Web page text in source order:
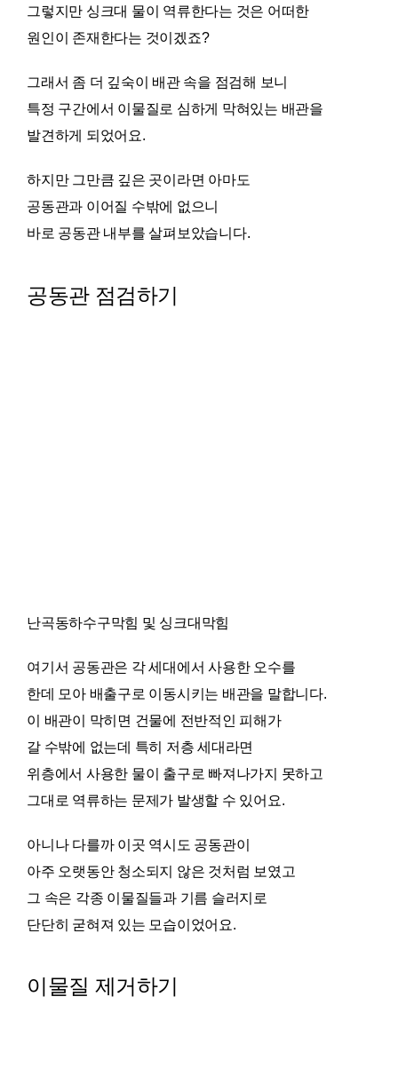
그렇지만 싱크대 물이 역류한다는 것은 어떠한
원인이 존재한다는 것이겠죠?
그래서 좀 더 깊숙이 배관 속을 점검해 보니
특정 구간에서 이물질로 심하게 막혀있는 배관을
발견하게 되었어요.
하지만 그만큼 깊은 곳이라면 아마도
공동관과 이어질 수밖에 없으니
바로 공동관 내부를 살펴보았습니다.
공동관 점검하기
난곡동하수구막힘 및 싱크대막힘
여기서 공동관은 각 세대에서 사용한 오수를
한데 모아 배출구로 이동시키는 배관을 말합니다.
이 배관이 막히면 건물에 전반적인 피해가
갈 수밖에 없는데 특히 저층 세대라면
위층에서 사용한 물이 출구로 빠져나가지 못하고
그대로 역류하는 문제가 발생할 수 있어요.
아니나 다를까 이곳 역시도 공동관이
아주 오랫동안 청소되지 않은 것처럼 보였고
그 속은 각종 이물질들과 기름 슬러지로
단단히 굳혀져 있는 모습이었어요.
이물질 제거하기